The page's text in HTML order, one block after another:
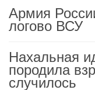
Армия
логово ВСУ
Нахальная
породила
случилось